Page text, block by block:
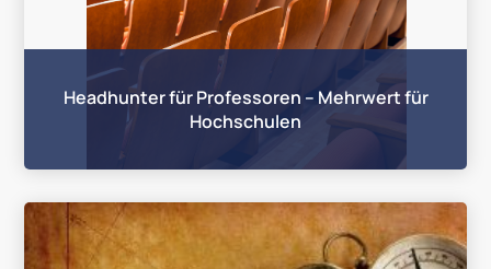
Headhunter für Professoren – Mehrwert für
Hochschulen